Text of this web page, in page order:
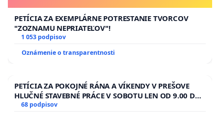
PETÍCIA ZA EXEMPLÁRNE POTRESTANIE TVORCOV
"ZOZNAMU NEPRIATEĽOV"!
1 053 podpisov
Oznámenie o transparentnosti
PETÍCIA ZA POKOJNÉ RÁNA A VÍKENDY V PREŠOVE
HLUČNÉ STAVEBNÉ PRÁCE V SOBOTU LEN OD 9.00 DO
13.00 HOD., CEZ PRACOVNÝ TÝŽDEŇ CIEĽ 8.00 – 18.00
68 podpisov